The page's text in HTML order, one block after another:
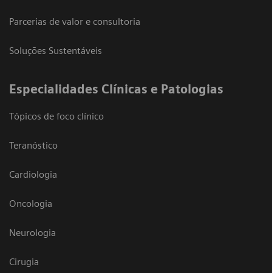
Parcerias de valor e consultoria
Soluções Sustentáveis
​Especialidades Clínicas e Patologias
Tópicos de foco clínico
Teranóstico
Cardiologia
Oncologia
Neurologia
Cirugia